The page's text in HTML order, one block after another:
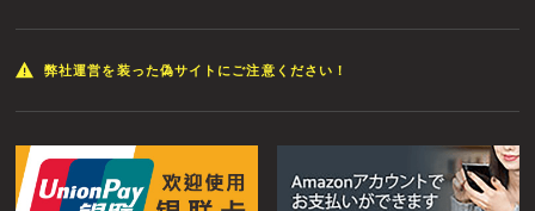
弊社運営を装った偽サイトにご注意ください！